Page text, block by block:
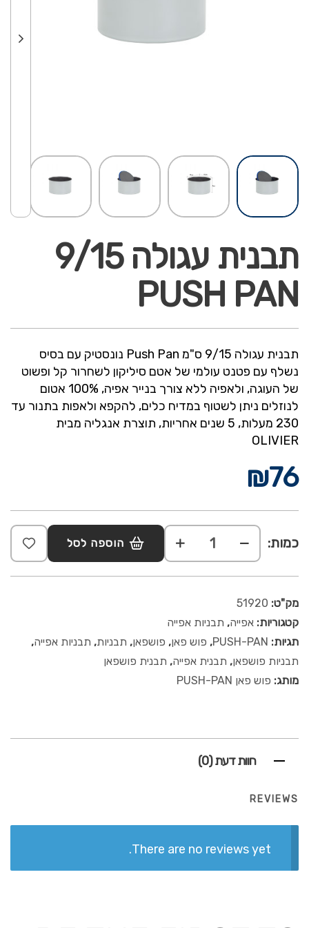
תבנית עגולה 9/15
PUSH PAN
תבנית עגולה 9/15 ס"מ Push Pan נונסטיק עם בסיס
נשלף עם פטנט עולמי של אטם סיליקון לשחרור קל ופשוט
של העוגה, ולאפיה ללא צורך בנייר אפיה, 100% אטום
לנוזלים ניתן לשטוף במדיח כלים, להקפא ולאפות בתנור עד
230 מעלות, 5 שנים אחריות, תוצרת אנגליה מבית
OLIVIER
₪76
כמות: הוספה לסל
מק"ט: 51920
קטגוריות: אפייה, תבניות אפייה
תגיות: PUSH-PAN
, פוש פאן, פושפאן, תבניות, תבניות אפייה,
תבניות פושפאן, תבנית אפייה, תבנית פושפאן
מותג: פוש פאן PUSH-PAN
חוות דעת (0)
REVIEWS
There are no reviews yet.